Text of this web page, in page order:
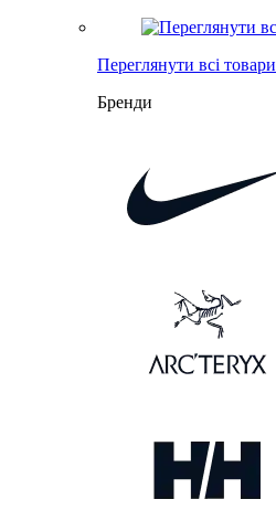
Переглянути всі товари
Бренди